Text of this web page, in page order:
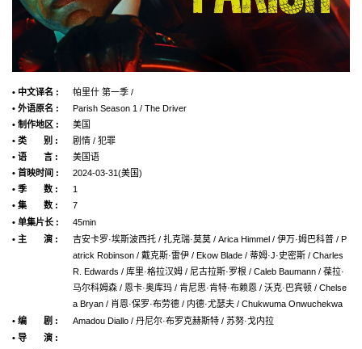
• 中文译名 :
帕里什 第一季 /
• 外语原名 :
Parish Season 1 / The Driver
• 制作地区 :
美国
• 类 别 :
剧情 / 犯罪
• 语 言 :
美国语
• 首映时间 :
2024-03-31(美国)
• 季 数 :
1
• 集 数 :
7
• 单集片长 :
45min
• 主 演 :
吉安卡罗·埃斯波西托 / 扎克瑞·莫莫 / Arica Himmel / 伊万·姆巴科普 / P
atrick Robinson / 戴克斯·雷伊 / Ekow Blade / 蒂姆·J·史密斯 / Charles
R. Edwards / 库里·格拉汉姆 / 尼古拉斯·罗根 / Caleb Baumann / 葆拉·
马尔科姆森 / 恩卡·奥库玛 / 肯尼思·肯特·布赖恩 / 沃克·巴宾顿 / Chelse
a Bryan / 肖恩·保罗·布劳德 / 内德·尤瑟夫 / Chukwuma Onwuchekwa
• 编 剧 :
Amadou Diallo / 丹尼尔·布罗克赫斯特 / 苏努·戈内拉
• 导 演 :